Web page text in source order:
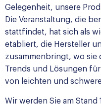
Gelegenheit, unsere
Die Veranstaltung, die
stattfindet, hat sich als
etabliert, die Hersteller
zusammenbringt, wo sie
Trends und Lösungen
von leichten und
Wir werden Sie am